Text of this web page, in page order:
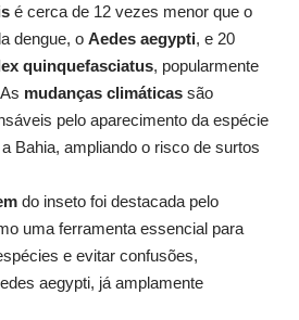
é cerca de 12 vezes menor que o
dengue, o Aedes aegypti, e 20
quinquefasciatus, popularmente
mudanças climáticas são
pelo aparecimento da espécie
Bahia, ampliando o risco de surtos
do inseto foi destacada pelo
uma ferramenta essencial para
e evitar confusões,
aegypti, já amplamente